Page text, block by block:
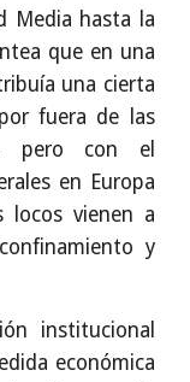
Media hasta la
que en una
una cierta
fuera de las
pero con el
en Europa
locos vienen a
y
institucional
económica